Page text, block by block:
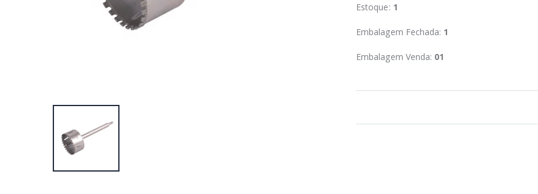
Estoque: 1
Embalagem Fechada: 1
Embalagem Venda: 01